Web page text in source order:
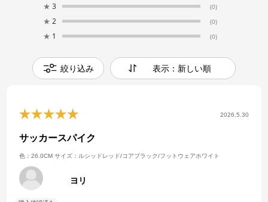
★ 3 (0)
★ 2 (0)
★ 1 (0)
絞り込み 表示：新しい順
2026.5.30
サッカースパイク
色：26.0CM サイズ：ルシッドレッド/コアブラック/フットウェアホワイト
ヨリ